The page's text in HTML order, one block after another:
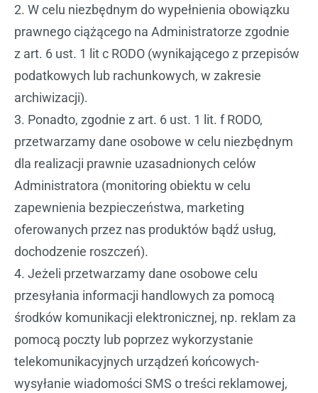
2. W celu niezbędnym do wypełnienia obowiązku
prawnego ciążącego na Administratorze zgodnie
z art. 6 ust. 1 lit c RODO (wynikającego z przepisów
podatkowych lub rachunkowych, w zakresie
archiwizacji).
3. Ponadto, zgodnie z art. 6 ust. 1 lit. f RODO,
przetwarzamy dane osobowe w celu niezbędnym
dla realizacji prawnie uzasadnionych celów
Administratora (monitoring obiektu w celu
zapewnienia bezpieczeństwa, marketing
oferowanych przez nas produktów bądź usług,
dochodzenie roszczeń).
4. Jeżeli przetwarzamy dane osobowe celu
przesyłania informacji handlowych za pomocą
środków komunikacji elektronicznej, np. reklam za
pomocą poczty lub poprzez wykorzystanie
telekomunikacyjnych urządzeń końcowych-
wysyłanie wiadomości SMS o treści reklamowej,